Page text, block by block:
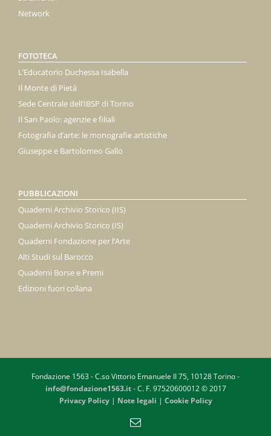
Network
FOTOTECA
L’Educatorio Duchessa Isabella
Il Monte di Pietà
Sede Centrale dell’IBSP di Torino
Il San Paolo: agenzie e filiali
Fotografia d’arte: le monografie artistiche
Giuseppe e Bartolomeo Gallo
PUBBLICAZIONI
Quaderni Archivio Storico (IIS)
Quaderni Archivio Storico (IS)
Quaderni Fondazione per l’Arte
Alti Studi sul Barocco
Quaderni Borse e Premi
Edizioni fuori collana
Fondazione 1563 - C.so Vittorio Emanuele II 75, 10128 Torino -
info@fondazione1563.it- C. F. 97520600012 © 2017
Privacy Policy| Note legali | Cookie Policy
Email